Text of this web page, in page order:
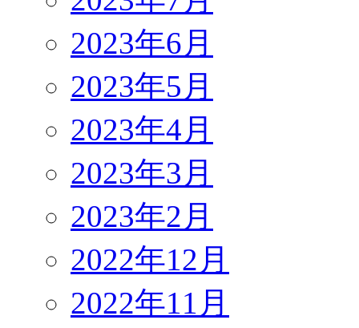
2023年6月
2023年5月
2023年4月
2023年3月
2023年2月
2022年12月
2022年11月